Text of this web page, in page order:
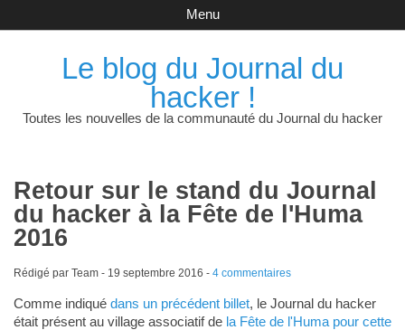
Le blog du Journal du
hacker !
Toutes les nouvelles de la communauté du Journal du hacker
Menu
Retour sur le stand du Journal
du hacker à la Fête de l'Huma
2016
Rédigé par Team - 19 septembre 2016 - 4 commentaires
Comme indiqué dans un précédent billet, le Journal du hacker
était présent au village associatif de la Fête de l'Huma pour cette